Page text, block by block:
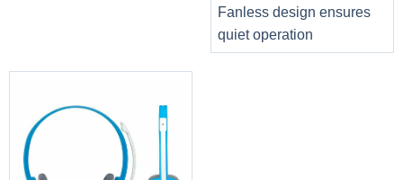
Fanless design ensures
quiet operation